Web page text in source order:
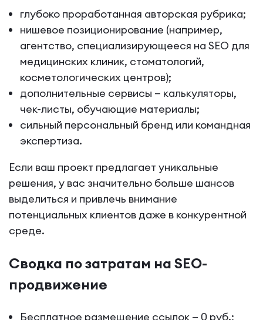
глубоко проработанная авторская рубрика;
нишевое позиционирование (например,
агентство, специализирующееся на SEO для
медицинских клиник, стоматологий,
косметологических центров);
дополнительные сервисы — калькуляторы,
чек-листы, обучающие материалы;
сильный персональный бренд или командная
экспертиза.
Если ваш проект предлагает уникальные
решения, у вас значительно больше шансов
выделиться и привлечь внимание
потенциальных клиентов даже в конкурентной
среде.
Сводка по затратам на SEO-
продвижение
Бесплатное размещение ссылок — 0 руб.;